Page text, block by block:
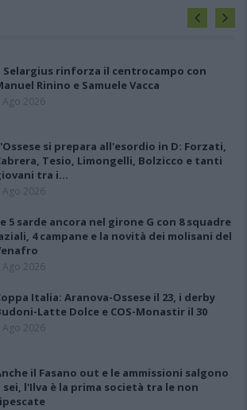
Selargius rinforza il centrocampo con
Rinino e Samuele Vacca
Ago 2026
si prepara all'esordio in D: Forzati,
Tesio, Limongelli, Bolzicco e tanti
tra i…
Ago 2026
5 sarde ancora nel girone G con 8 squadre
4 campane e la novità dei molisani del
Ago 2026
Italia: Aranova-Ossese il 23, i derby
Latte Dolce e COS-Monastir il 30
Ago 2026
il Fasano out e le ammissioni salgono
sei, l'Ilva è la prima società tra le non